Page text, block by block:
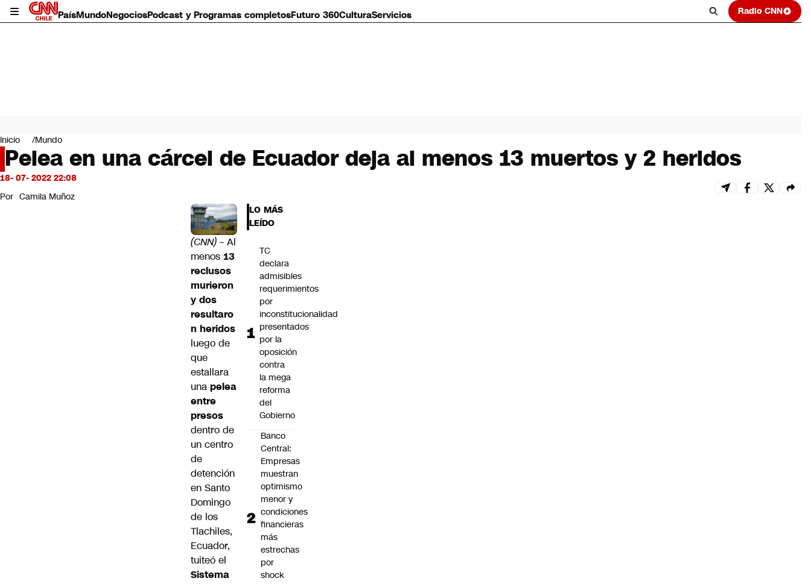
PaísMundoNegociosPodcast y Programas completosFuturo 360CulturaServicios Radio CNN
Mundo
Negocios
Deportes
Programas completos
Servicios
Inicio Mundo
Pelea en una cárcel de Ecuador deja al menos 13 muertos y 2 heridos
18- 07- 2022 22:08
Por Camila Muñoz
(CNN) – Al
menos 13
reclusos
murieron
y dos
resultaro
n heridos
luego de
que
estallara
una pelea
entre
presos
dentro de
un centro
de
detención
en Santo
Domingo
de los
Tlachiles,
Ecuador,
tuiteó el
Sistema
LO MÁS
LEÍDO
TC
declara
admisibles
requerimientos
por
inconstitucionalidad
presentados
por la
oposición
contra
la mega
reforma
del
Gobierno
Banco
Central:
Empresas
muestran
optimismo
menor y
condiciones
financieras
más
estrechas
por
shock